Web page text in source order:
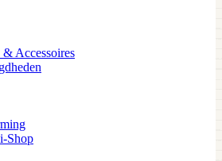
Accessoires
Shop